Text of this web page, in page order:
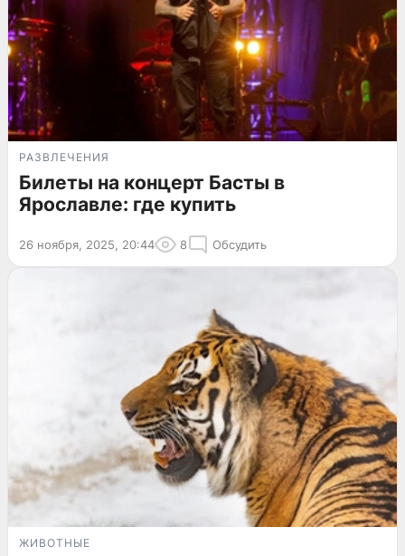
РАЗВЛЕЧЕНИЯ
Билеты на концерт Басты в
Ярославле: где купить
26 ноября, 2025, 20:44 8 Обсудить
ЖИВОТНЫЕ